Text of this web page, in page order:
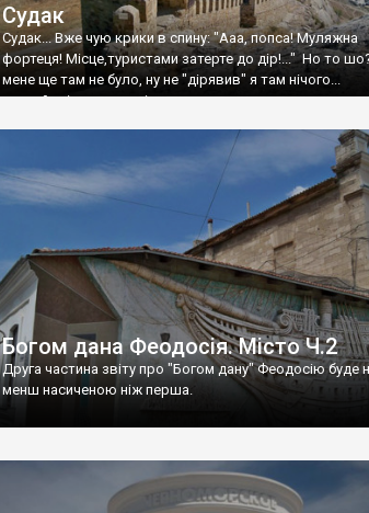
Судак
Судак... Вже чую крики в спину: "Ааа, попса! Муляжна
фортеця! Місце,туристами затерте до дір!..." Но то
мене ще там не було, ну не "дірявив" я там нічого...
принаймні до цього літа.
Богом дана Феодосія. Місто Ч.2
Друга частина звіту про "Богом дану" Феодосію буде
менш насиченою ніж перша.